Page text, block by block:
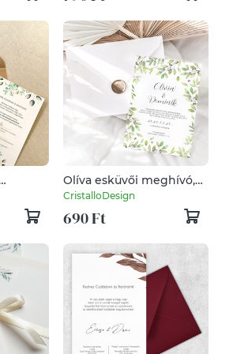
Olíva esküvői meghívó,
greenery képeslap
CristalloDesign
690 Ft